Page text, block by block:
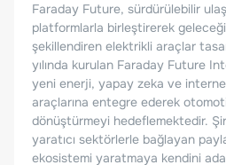
Faraday Future, sürdürülebilir
platformlarla birleştirerek
şekillendiren elektrikli araçlar
yılında kurulan Faraday Future
yeni enerji, yapay zeka ve
araçlarına entegre ederek
dönüştürmeyi hedeflemektedir.
yaratıcı sektörlerle bağlayan
ekosistemi yaratmaya kendini